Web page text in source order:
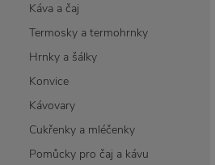
Káva a čaj
Termosky a termohrnky
Hrnky a šálky
Konvice
Kávovary
Cukřenky a mléčenky
Pomůcky pro čaj a kávu